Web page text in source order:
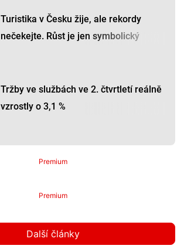
Turistika v Česku žije, ale rekordy
nečekejte. Růst je jen symbolický
Tržby ve službách ve 2. čtvrtletí reálně
vzrostly o 3,1 %
Premium
Premium
Další články